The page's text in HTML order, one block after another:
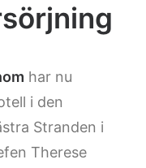
har nu
i den
Stranden i
Therese